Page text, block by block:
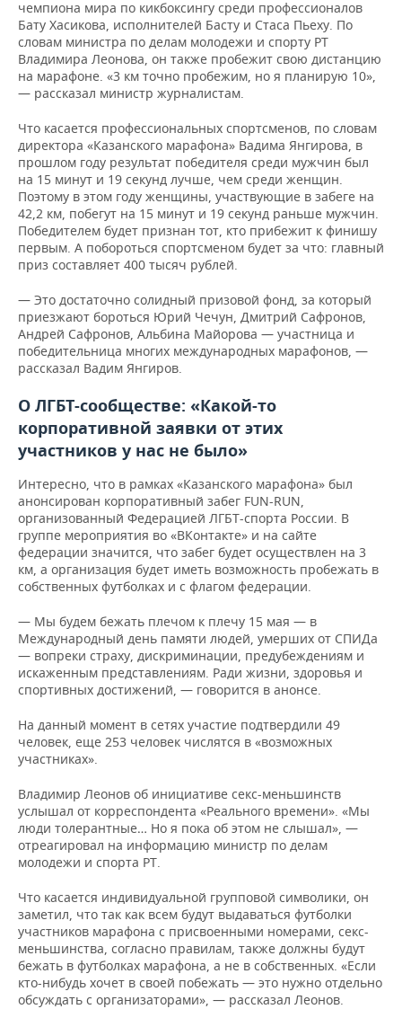
чемпиона мира по кикбоксингу среди профессионалов
Бату Хасикова, исполнителей Басту и Стаса Пьеху. По
словам министра по делам молодежи и спорту РТ
Владимира Леонова, он также пробежит свою дистанцию
на марафоне. «3 км точно пробежим, но я планирую 10»,
— рассказал министр журналистам.
Что касается профессиональных спортсменов, по словам
директора «Казанского марафона» Вадима Янгирова, в
прошлом году результат победителя среди мужчин был
на 15 минут и 19 секунд лучше, чем среди женщин.
Поэтому в этом году женщины, участвующие в забеге на
42,2 км, побегут на 15 минут и 19 секунд раньше мужчин.
Победителем будет признан тот, кто прибежит к финишу
первым. А побороться спортсменом будет за что: главный
приз составляет 400 тысяч рублей.
— Это достаточно солидный призовой фонд, за который
приезжают бороться Юрий Чечун, Дмитрий Сафронов,
Андрей Сафронов, Альбина Майорова — участница и
победительница многих международных марафонов, —
рассказал Вадим Янгиров.
О ЛГБТ-сообществе: «Какой-то
корпоративной заявки от этих
участников у нас не было»
Интересно, что в рамках «Казанского марафона» был
анонсирован корпоративный забег FUN-RUN,
организованный Федерацией ЛГБТ-спорта России. В
группе мероприятия во «ВКонтакте» и на сайте
федерации значится, что забег будет осуществлен на 3
км, а организация будет иметь возможность пробежать в
собственных футболках и с флагом федерации.
— Мы будем бежать плечом к плечу 15 мая — в
Международный день памяти людей, умерших от СПИДа
— вопреки страху, дискриминации, предубеждениям и
искаженным представлениям. Ради жизни, здоровья и
спортивных достижений, — говорится в анонсе.
На данный момент в сетях участие подтвердили 49
человек, еще 253 человек числятся в «возможных
участниках».
Владимир Леонов об инициативе секс-меньшинств
услышал от корреспондента «Реального времени». «Мы
люди толерантные… Но я пока об этом не слышал», —
отреагировал на информацию министр по делам
молодежи и спорта РТ.
Что касается индивидуальной групповой символики, он
заметил, что так как всем будут выдаваться футболки
участников марафона с присвоенными номерами, секс-
меньшинства, согласно правилам, также должны будут
бежать в футболках марафона, а не в собственных. «Если
кто-нибудь хочет в своей побежать — это нужно отдельно
обсуждать с организаторами», — рассказал Леонов.